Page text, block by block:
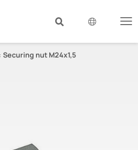
Securing nut M24x1,5